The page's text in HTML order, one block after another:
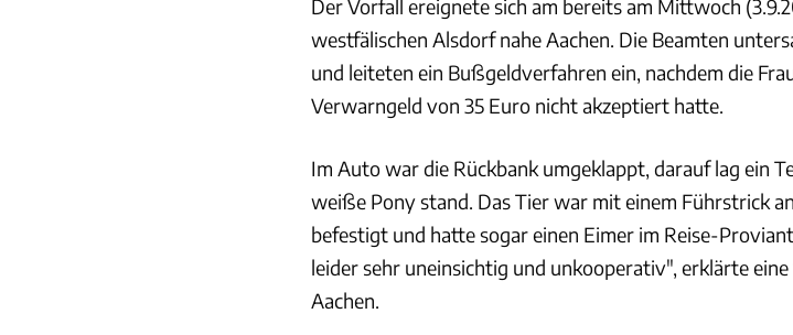
Der Vorfall ereignete sich am bereits am Mittwoch
westfälischen Alsdorf nahe Aachen. Die Beamten
und leiteten ein Bußgeldverfahren ein, nachdem die
Verwarngeld von 35 Euro nicht akzeptiert hatte.
Im Auto war die Rückbank umgeklappt, darauf lag ein
weiße Pony stand. Das Tier war mit einem Führstrick
befestigt und hatte sogar einen Eimer im Reise-
leider sehr uneinsichtig und unkooperativ", erklärte eine
Aachen.